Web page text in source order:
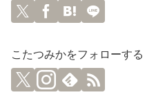
こたつみかをフォローする